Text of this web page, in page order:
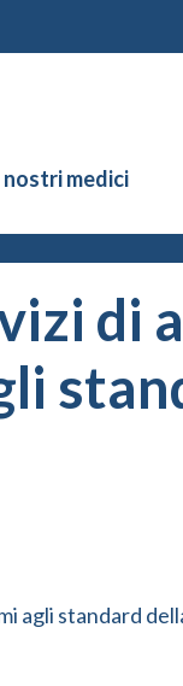
nostri medici
di
agli standard